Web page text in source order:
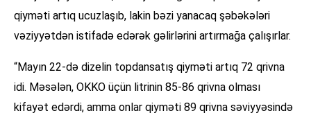
qiyməti artıq ucuzlaşıb, lakin bəzi yanacaq şəbəkələri
vəziyyətdən istifadə edərək gəlirlərini artırmağa çalışırlar.
“Mayın 22-də dizelin topdansatış qiyməti artıq 72 qrivna
idi. Məsələn, OKKO üçün litrinin 85-86 qrivna olması
kifayət edərdi, amma onlar qiyməti 89 qrivna səviyyəsində